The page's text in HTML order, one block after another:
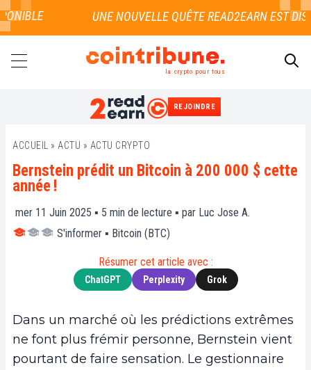
la crypto pour tous
REJOINDRE
ACCUEIL » ACTU » ACTU CRYPTO
Bernstein prédit un Bitcoin à 200 000 $ cette
année !
mer 11 Juin 2025 ▪ 5 min de lecture ▪ par Luc Jose A.
S'informer ▪ Bitcoin (BTC)
Résumer cet article avec :
ChatGPT Perplexity Grok
Dans un marché où les prédictions extrêmes
ne font plus frémir personne, Bernstein vient
pourtant de faire sensation. Le gestionnaire